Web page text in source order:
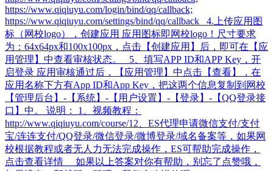
https://www.qiqiuyu.com/login/bind/qq/callback;
https://www.qiqiuyu.com/settings/bind/qq/callback 4.上传应用图
标（网校logo），创建应用 应用图标即网校logo！尺寸要求
为：64x64px和100x100px，点击【创建应用】后，即可在【应
用管理】中查看审核状态。 5、填写APP ID和APP Key，开
启登录 应用审核通过后，【应用管理】中点击【查看】，在
应用名称下方有App ID和App Key，把这两个信息复制到网校
【管理后台】-【系统】-【用户设置】-【登录】-【QQ登录接
口】中。 说明： 1、视频教程：
http://www.qiqiuyu.com/course/1​ 2、ES代理申请微信支付/支付
宝/连连支付/QQ登录/微信登录/微博登录/域名备案等，如果网
校根据教程或者无人力无法完成操作，ES可帮助完成操作，
点击查看详情 如果以上答案对你有帮助，别忘了点赞哦，